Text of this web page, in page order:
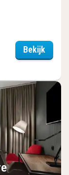
Bekijk